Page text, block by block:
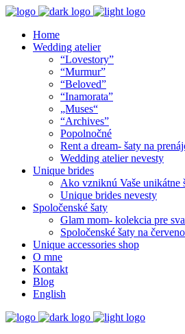
Home
Wedding atelier
“Lovestory”
“Murmur”
“Beloved”
“Inamorata”
„Muses“
“Archives”
Popolnočné
Rent a dream- šaty na
Wedding atelier nevesty
Unique brides
Ako vzniknú Vaše unikátne
Unique brides nevesty
Spoločenské šaty
Glam mom- kolekcia pre
Spoločenské šaty na
Unique accessories shop
O mne
Kontakt
Blog
English